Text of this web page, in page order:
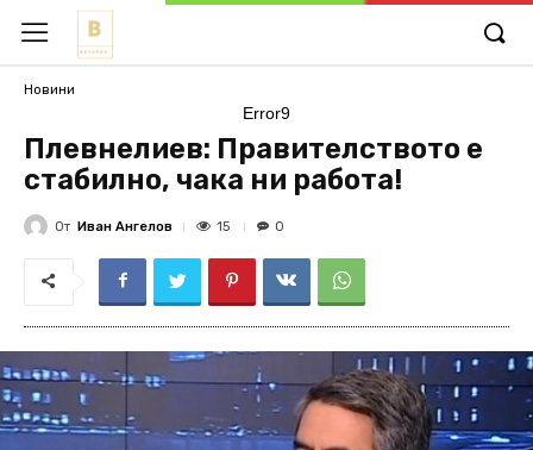
Новини
Error9
Плевнелиев: Правителството е
стабилно, чака ни работа!
От Иван Ангелов 15 0